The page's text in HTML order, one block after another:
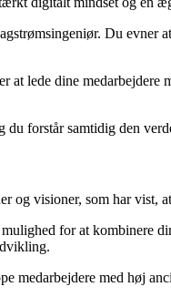
Du
lede dine
forstår samtidig den
og visioner, som har vist,
for at kombinere
medarbejdere med høj